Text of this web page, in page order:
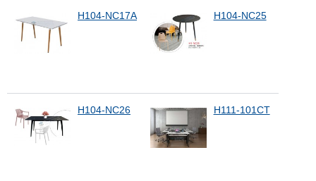
H104-NC17A H104-NC25
H104-NC26 H111-101CT